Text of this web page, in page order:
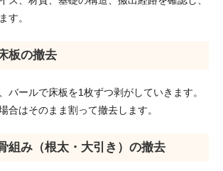
す。
板の撤去
バールで床板を1枚ずつ剥がしていきます。
合はそのまま割って撤去します。
組み（根太・大引き）の撤去